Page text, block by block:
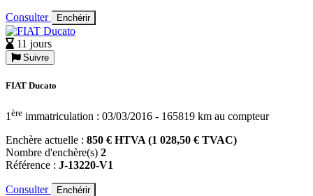
Consulter Enchérir
11 jours
Suivre
FIAT Ducato
1 ère immatriculation : 03/03/2016 - 165819 km au compteur
Enchère actuelle : 850 € HTVA (1 028,50 € TVAC)
Nombre d'enchère(s) 2
Référence : J-13220-V1
Consulter Enchérir